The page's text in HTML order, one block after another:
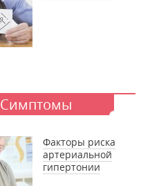
Симптомы
Факторы риска
артериальной
гипертонии